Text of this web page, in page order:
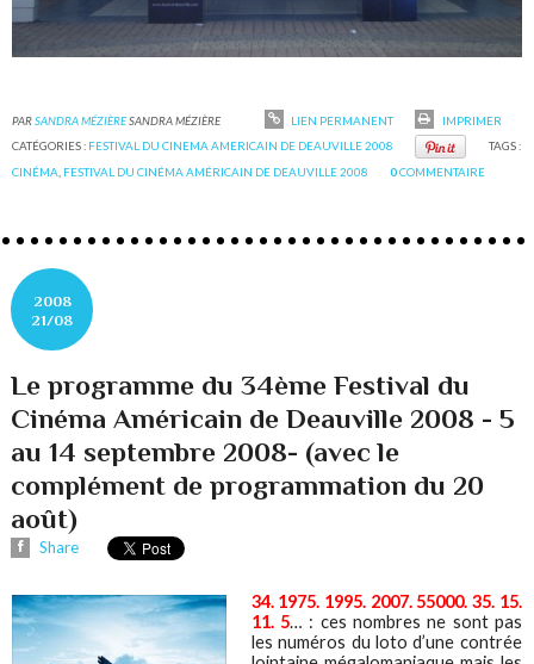
PARSANDRA MÉZIÈRESANDRA MÉZIÈRE LIEN PERMANENT
IMPRIMER
CATÉGORIES : FESTIVAL DU CINEMA AMERICAIN DE DEAUVILLE 2008
TAGS :
CINÉMA FESTIVAL DU CINÉMA AMÉRICAIN DE DEAUVILLE 2008 0COMMENTAIRE
2008
21/08
Le programme du 34ème Festival du
Cinéma Américain de Deauville 2008 - 5
au 14 septembre 2008- (avec le
complément de programmation du 20
août)
Share
34. 1975. 1995. 2007. 55000. 35. 15.
11. 5… : ces nombres ne sont pas
les numéros du loto d’une contrée